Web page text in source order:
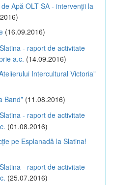
Apă OLT SA - intervenții la
(16.09.2016)
- raport de activitate
a.c. (14.09.2016)
Intercultural Victoria”
Band” (11.08.2016)
- raport de activitate
(01.08.2016)
pe Esplanadă la Slatina!
- raport de activitate
(25.07.2016)